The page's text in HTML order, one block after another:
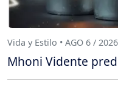
Vida y Estilo • AGO 6 / 2026
Mhoni Vidente